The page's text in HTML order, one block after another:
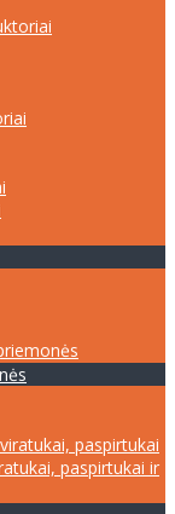
paspirtukai
paspirtukai ir